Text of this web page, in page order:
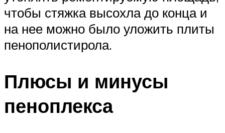
чтобы стяжка высохла до конца и
на нее можно было уложить плиты
пенополистирола.
Плюсы и минусы
пеноплекса